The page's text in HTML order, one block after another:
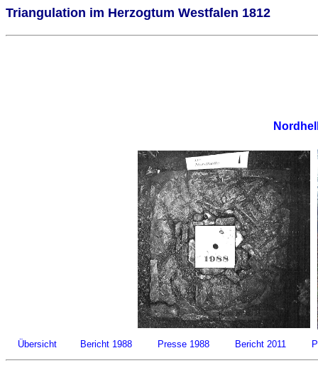
Triangulation im Herzogtum Westfalen 1812
Übersicht Bericht 1988 Presse 1988 Bericht 2011